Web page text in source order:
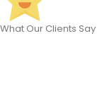
What Our Clients Say